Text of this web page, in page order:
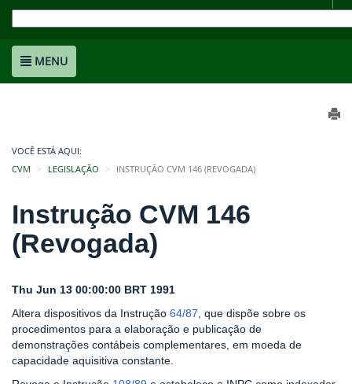
MENU
VOCÊ ESTÁ AQUI:
CVM
LEGISLAÇÃO INSTRUÇÃO CVM 146 (REVOGADA)
Instrução CVM 146
(Revogada)
Thu Jun 13 00:00:00 BRT 1991
Altera dispositivos da Instrução 64/87 , que dispõe sobre os
procedimentos para a elaboração e publicação de
demonstrações contábeis complementares, em moeda de
capacidade aquisitiva constante.